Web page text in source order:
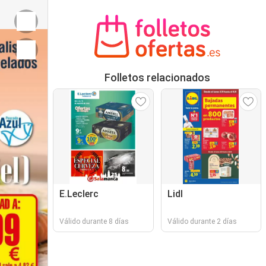
Folletos relacionados
E.Leclerc
Válido durante 8 días
Lidl
Válido durante 2 días